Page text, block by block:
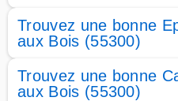
Trouvez une bonne
aux Bois (55300)
Trouvez une bonne
aux Bois (55300)